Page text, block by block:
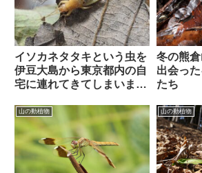
イソカネタタキという虫を
伊豆大島から東京都内の自
宅に連れてきてしまいまし
冬の熊
出会っ
たち
山の動植物 山の動植物